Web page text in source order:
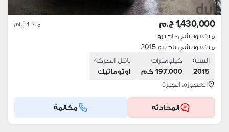
1,430,000 ج.م منذ 4 أيام
ميتسوبيشي•باجيرو
ميتسوبيشي باجيرو 2015
السنة
2015
كيلومترات
197,000 كم
ناقل الحركة
اوتوماتيك
العجوزة، الجيزة
المحادثه مكالمة